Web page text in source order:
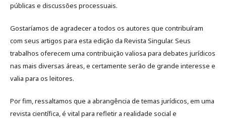
públicas e discussões processuais.
Gostaríamos de agradecer a todos os autores que contribuíram
com seus artigos para esta edição da Revista Singular. Seus
trabalhos oferecem uma contribuição valiosa para debates jurídicos
nas mais diversas áreas, e certamente serão de grande interesse e
valia para os leitores.
Por fim, ressaltamos que a abrangência de temas jurídicos, em uma
revista científica, é vital para refletir a realidade social e